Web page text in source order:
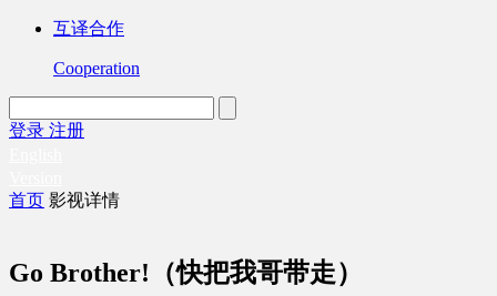
互译合作
Cooperation
登录 注册
首页 影视详情
Go Brother!（快把我哥带走）